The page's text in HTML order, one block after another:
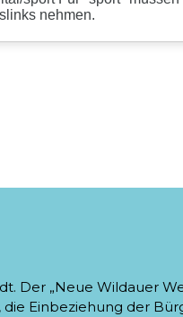
Der „Neue Wildauer
Einbeziehung der